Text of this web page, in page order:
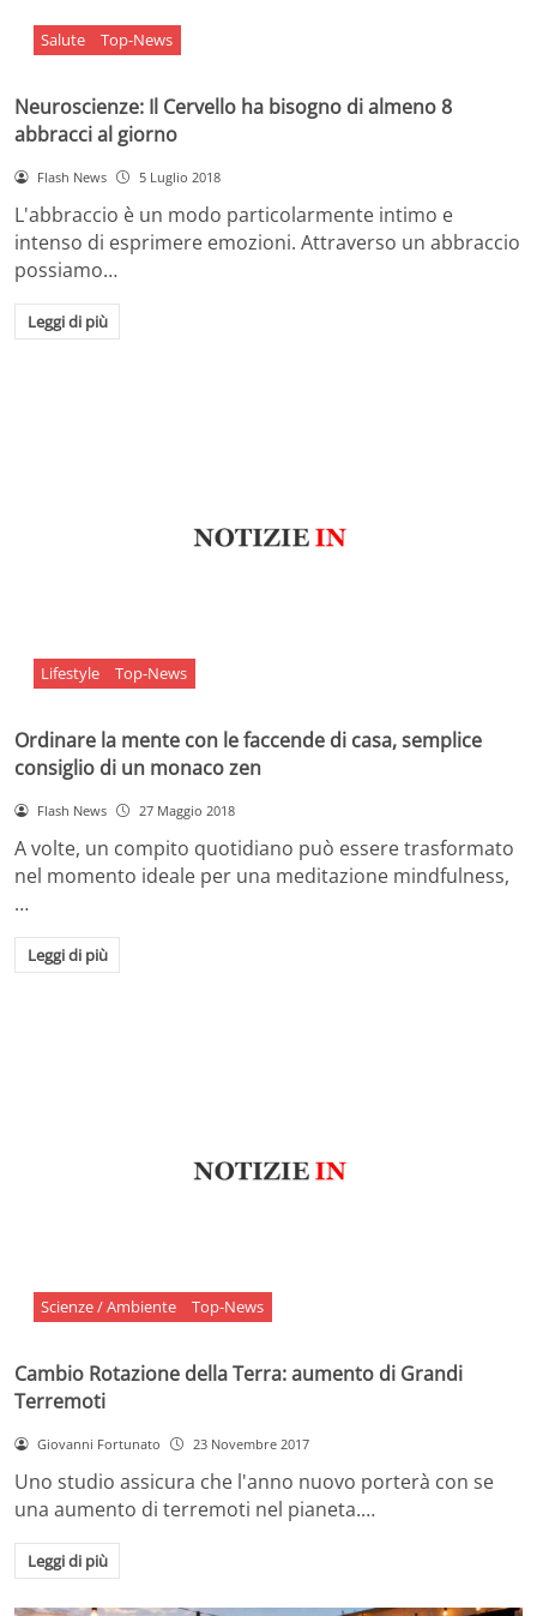
Salute Top-News
Neuroscienze: Il Cervello ha bisogno di almeno 8
abbracci al giorno
Flash News 5 Luglio 2018
L'abbraccio è un modo particolarmente intimo e
intenso di esprimere emozioni. Attraverso un abbraccio
possiamo…
Leggi di più
Lifestyle Top-News
Ordinare la mente con le faccende di casa, semplice
consiglio di un monaco zen
Flash News 27 Maggio 2018
A volte, un compito quotidiano può essere trasformato
nel momento ideale per una meditazione mindfulness,
…
Leggi di più
Scienze / Ambiente Top-News
Cambio Rotazione della Terra: aumento di Grandi
Terremoti
Giovanni Fortunato 23 Novembre 2017
Uno studio assicura che l'anno nuovo porterà con se
una aumento di terremoti nel pianeta.…
Leggi di più